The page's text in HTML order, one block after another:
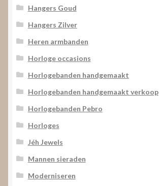
Hangers Goud
Hangers Zilver
Heren armbanden
Horloge occasions
Horlogebanden handgemaakt
Horlogebanden handgemaakt verkoop
Horlogebanden Pebro
Horloges
Jéh Jewels
Mannen sieraden
Moderniseren